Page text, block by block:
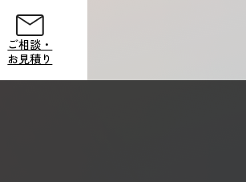
ご相談・
お見積り